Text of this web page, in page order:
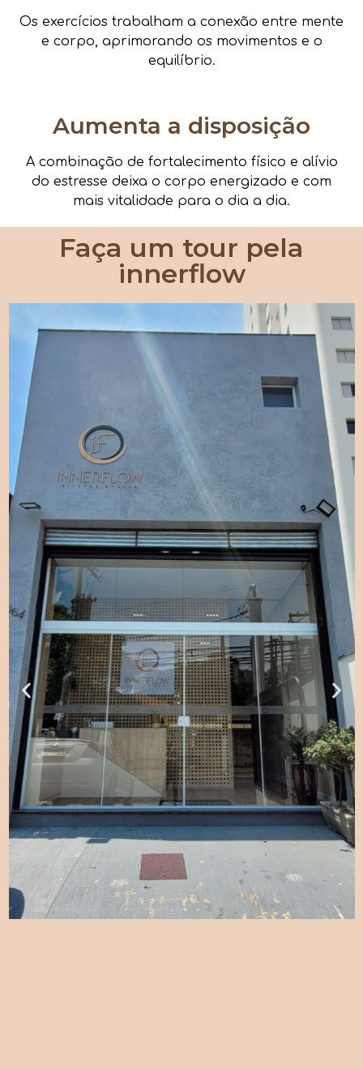
Os exercícios trabalham a conexão entre mente
e corpo, aprimorando os movimentos e o
equilíbrio.
Aumenta a disposição
A combinação de fortalecimento físico e alívio
do estresse deixa o corpo energizado e com
mais vitalidade para o dia a dia.
Faça um tour pela
innerflow